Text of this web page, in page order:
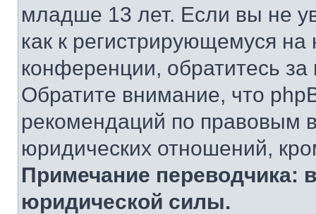
младше 13 лет. Если вы не
как к регистрирующемуся
конференции, обратитесь
Обратите внимание, что
рекомендаций по правовым
юридических отношений,
Примечание переводчика:
юридической силы.